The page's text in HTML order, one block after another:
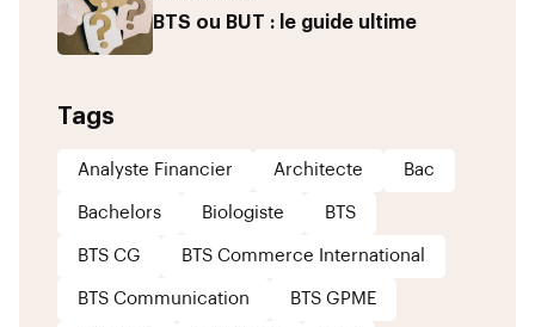
BTS ou BUT : le guide ultime
Tags
Analyste Financier Architecte Bac
Bachelors Biologiste BTS
BTS CG BTS Commerce International
BTS Communication BTS GPME